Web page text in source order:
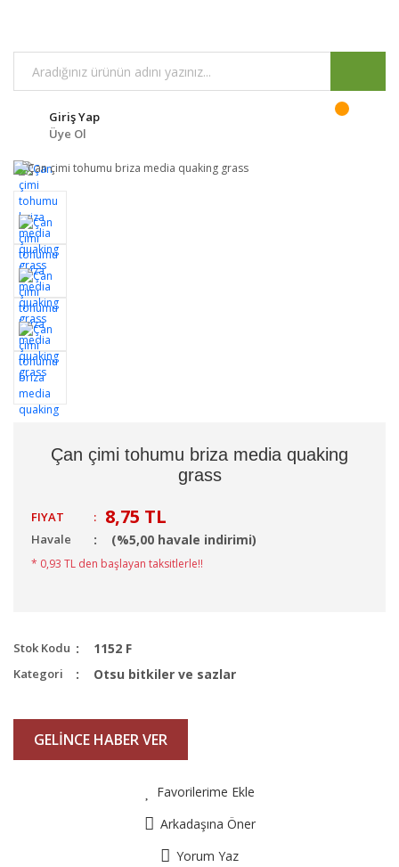
Giriş Yap
Üye Ol
Çan çimi tohumu briza media quaking
grass
FIYAT : 8,75 TL
Havale (%5,00 havale indirimi)
* 0,93 TL den başlayan taksitlerle!!
Stok Kodu 1152 F
Kategori Otsu bitkiler ve sazlar
GELİNCE HABER VER
Favorilerime Ekle
Arkadaşına Öner
Yorum Yaz